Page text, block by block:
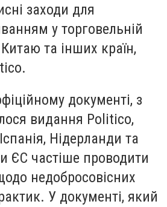
заходи для
у торговельній
та інших країн,
документі, з
видання Politico,
Нідерланди та
ЄС частіше проводити
недобросовісних
У документі, який